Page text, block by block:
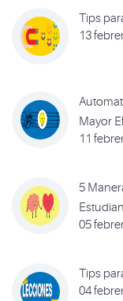
Tips
13
Mayor
11
5
05
Tips
04